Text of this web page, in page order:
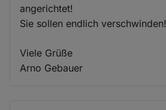
angerichtet!
Sie sollen endlich verschwinden!
Viele Grüße
Arno Gebauer